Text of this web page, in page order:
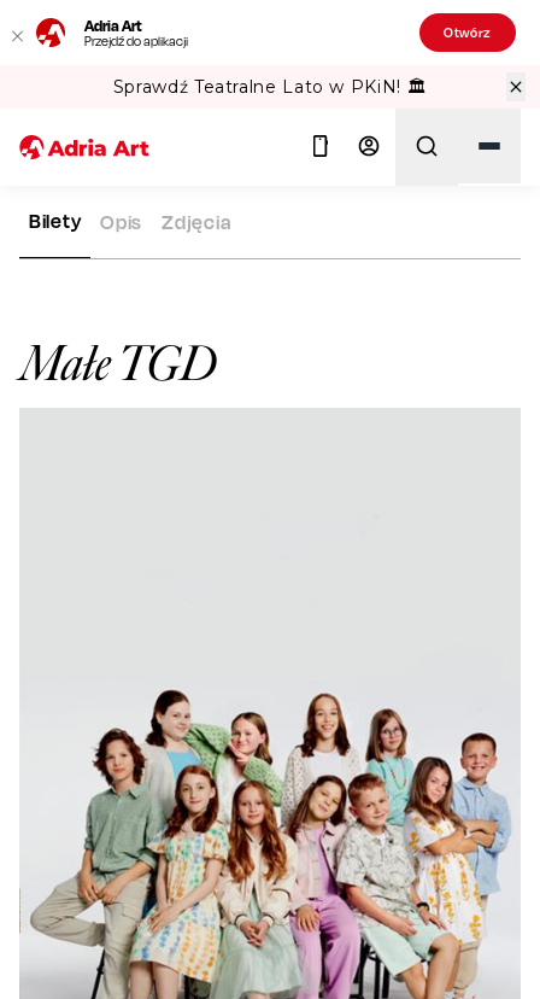
Adria Art
Przejdź do aplikacji Otwórz
Sprawdź Teatralne Lato w PKiN! 🏛️
ADRIA ART ARTYŚCI MAŁE TGD
Małe TGD
Bilety Opis Zdjęcia